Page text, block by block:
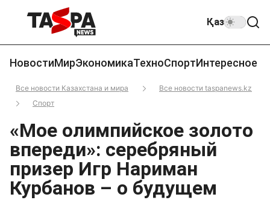
Қаз
НовостиМирЭкономикаТехноСпортИнтересное
Все новости Казахстана и мира
Все новости taspanews.kz
Спорт
«Мое олимпийское золото
впереди»: серебряный
призер Игр Нариман
Курбанов – о будущем